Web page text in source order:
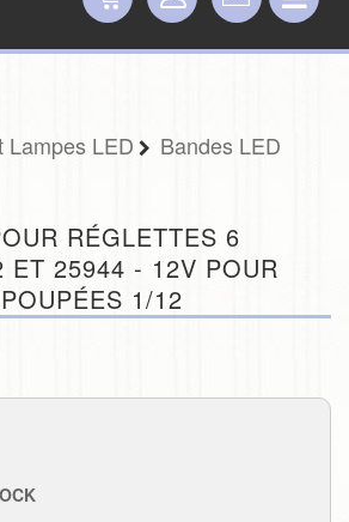
Lampes LED Bandes LED
RÉGLETTES 6
ET 25944 - 12V POUR
1/12